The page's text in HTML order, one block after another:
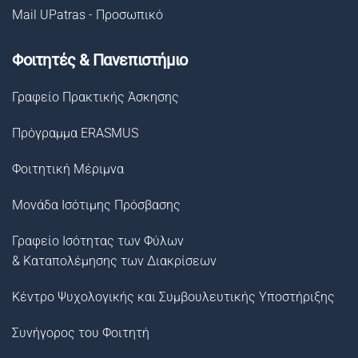
Mail UPatras - Προσωπικό
Φοιτητές & Πανεπιστήμιο
Γραφείο Πρακτικής Άσκησης
Πρόγραμμα ERASMUS
Φοιτητική Μέριμνα
Μονάδα Ισότιμης Πρόσβασης
Γραφείο Ισότητας των Φύλων
& Καταπολέμησης των Διακρίσεων
Κέντρο Ψυχολογικής και Συμβουλευτικής Υποστήριξης
Συνήγορος του Φοιτητή